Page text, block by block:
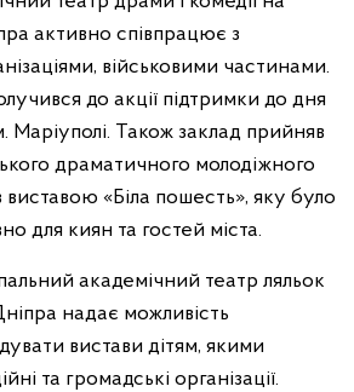
активно співпрацює з
військовими частинами.
до акції підтримки до дня
м. Маріуполі. Також заклад прийняв
драматичного молодіжного
виставою «Біла пошесть», яку було
для киян та гостей міста.
академічний театр ляльок
надає можливість
вистави дітям, якими
та громадські організації.